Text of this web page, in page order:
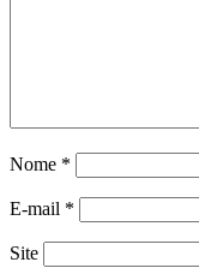
Nome *
E-mail *
Site